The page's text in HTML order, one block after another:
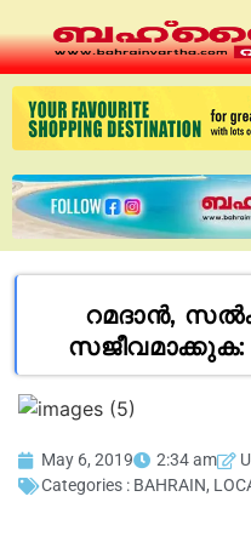
റമദാന്‍,
May 6, 2019 2:34 am
Categories : BAHRAIN,